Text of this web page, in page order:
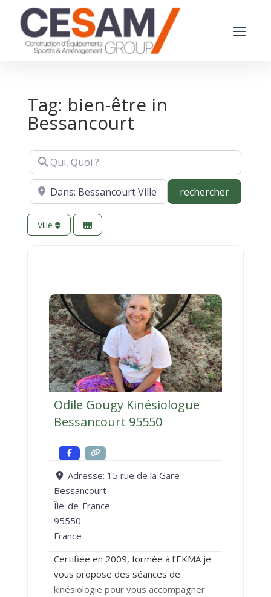
Tag: bien-être in
Bessancourt
Qui, Quoi ?
Où ? rechercher
Ville
Odile Gougy Kinésiologue
Bessancourt 95550
Adresse: 15 rue de la Gare
Bessancourt
Île-de-France
95550
France
Certifiée en 2009, formée à l’EKMA je
vous propose des séances de
kinésiologie pour vous accompagner